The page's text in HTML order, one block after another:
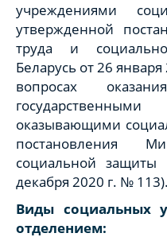
учреждениями
утвержденной
труда и
Беларусь от 26
вопросах
оказывающими
постановления
социальной защиты
декабря 2020 г. № 113).
Виды социальных
отделением: